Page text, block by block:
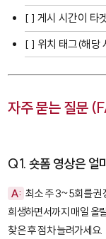
[ ] 게시 시간이 타
[ ] 위치 태그(해당
자주 묻는 질문
Q1. 숏폼 영상은 얼
A: 최소 주 3~5회를 권
희생하면서까지 매일 올
찾은 후 점차 늘려가세요.